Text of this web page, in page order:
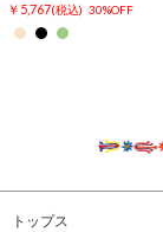
￥5,767(税込) 30%OFF
トップス